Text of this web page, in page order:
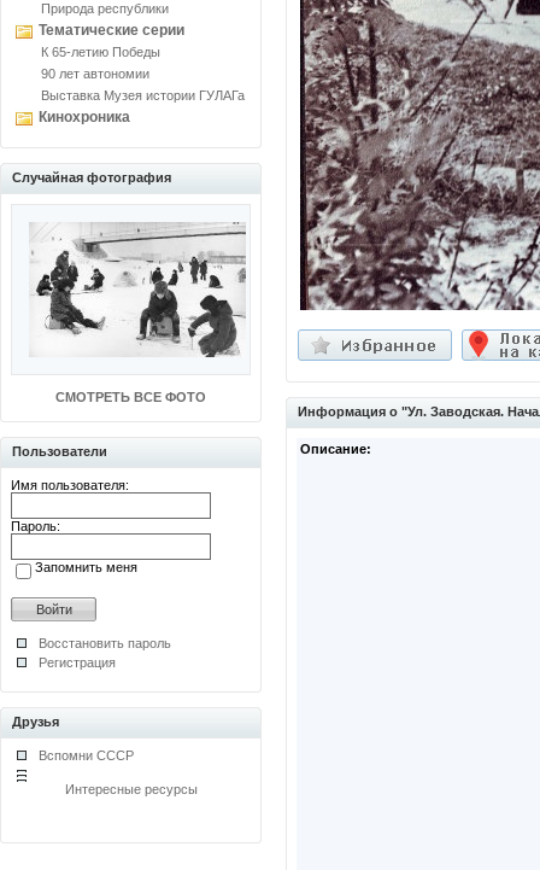
Природа республики
Тематические серии
К 65-летию Победы
90 лет автономии
Выставка Музея истории ГУЛАГа
Кинохроника
Случайная фотография
СМОТРЕТЬ ВСЕ ФОТО
Пользователи
Имя пользователя:
Пароль:
Запомнить меня
Восстановить пароль
Регистрация
Друзья
Вспомни СССР
Интересные ресурсы
Информация о "Ул. Заводская.
Описание: